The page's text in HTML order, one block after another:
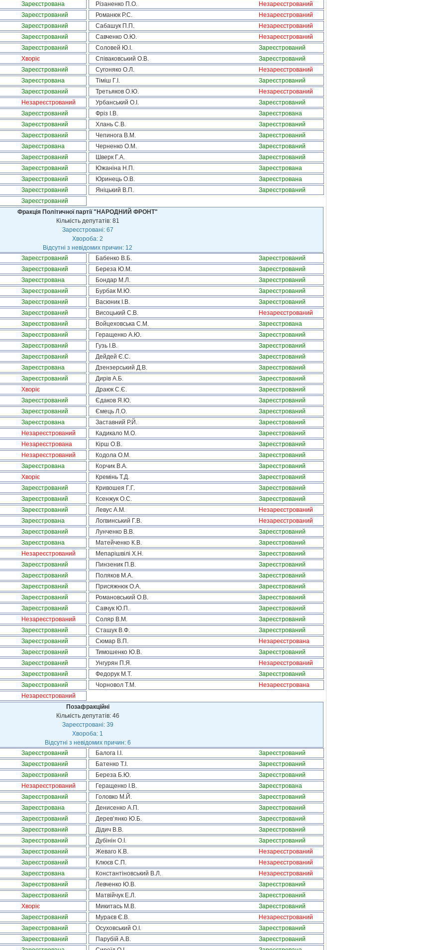
Зареєстрована Різаненко П.О.
Незареєстрований
Зареєстрований Романюк Р.С.
Незареєстрований
Зареєстрований Сабашук П.П.
Незареєстрований
Зареєстрований Савченко О.Ю.
Незареєстрований
Зареєстрований Соловей Ю.І.
Зареєстрований
Хворіє Співаковський О.В.
Зареєстрований
Зареєстрований Сугоняко О.Л.
Незареєстрований
Зареєстрована Тіміш Г.І.
Зареєстрований
Зареєстрований Третьяков О.Ю.
Незареєстрований
Незареєстрований Урбанський О.І.
Зареєстрований
Зареєстрований Фріз І.В.
Зареєстрована
Зареєстрований Хлань С.В.
Зареєстрований
Зареєстрований Чепинога В.М.
Зареєстрований
Зареєстрована Черненко О.М.
Зареєстрований
Зареєстрований Шверк Г.А.
Зареєстрований
Зареєстрований Южаніна Н.П.
Зареєстрована
Зареєстрований Юринець О.В.
Зареєстрована
Зареєстрований Яніцький В.П.
Зареєстрований
Зареєстрований
Фракція Політичної партії "НАРОДНИЙ ФРОНТ"
Кількість депутатів: 81
Зареєстровані: 67
Хвороба: 2
Відсутні з невідомих причин: 12
Зареєстрований Бабенко В.Б.
Зареєстрований
Зареєстрований Береза Ю.М.
Зареєстрований
Зареєстрована Бондар М.Л.
Зареєстрований
Зареєстрований Бурбак М.Ю.
Зареєстрований
Зареєстрований Васюник І.В.
Зареєстрований
Зареєстрований Висоцький С.В.
Незареєстрований
Зареєстрований Войцеховська С.М.
Зареєстрована
Зареєстрований Геращенко А.Ю.
Зареєстрований
Зареєстрований Гузь І.В.
Зареєстрований
Зареєстрований Дейдей Є.С.
Зареєстрований
Зареєстрована Дзензерський Д.В.
Зареєстрований
Зареєстрований Дирів А.Б.
Зареєстрований
Хворіє Драюк С.Є.
Зареєстрований
Зареєстрований Єдаков Я.Ю.
Зареєстрований
Зареєстрований Ємець Л.О.
Зареєстрований
Зареєстрована Заставний Р.Й.
Зареєстрований
Незареєстрований Кадикало М.О.
Зареєстрований
Незареєстрована Кірш О.В.
Зареєстрований
Незареєстрований Кодола О.М.
Зареєстрований
Зареєстрована Корчик В.А.
Зареєстрований
Хворіє Кремінь Т.Д.
Зареєстрований
Зареєстрований Кривошея Г.Г.
Зареєстрований
Зареєстрований Ксенжук О.С.
Зареєстрований
Зареєстрований Левус А.М.
Незареєстрований
Зареєстрована Логвинський Г.В.
Незареєстрований
Зареєстрований Лунченко В.В.
Зареєстрований
Зареєстрована Матейченко К.В.
Зареєстрований
Незареєстрований Мепарішвілі Х.Н.
Зареєстрований
Зареєстрований Пинзеник П.В.
Зареєстрований
Зареєстрований Поляков М.А.
Зареєстрований
Зареєстрований Присяжнюк О.А.
Зареєстрований
Зареєстрований Романовський О.В.
Зареєстрований
Зареєстрований Савчук Ю.П.
Зареєстрований
Незареєстрований Соляр В.М.
Зареєстрований
Зареєстрований Сташук В.Ф.
Зареєстрований
Зареєстрований Сюмар В.П.
Незареєстрована
Зареєстрований Тимошенко Ю.В.
Зареєстрований
Зареєстрований Унгурян П.Я.
Незареєстрований
Зареєстрований Федорук М.Т.
Зареєстрований
Зареєстрований Чорновол Т.М.
Незареєстрована
Незареєстрований
Позафракційні
Кількість депутатів: 46
Зареєстровані: 39
Хвороба: 1
Відсутні з невідомих причин: 6
Зареєстрований Балога І.І.
Зареєстрований
Зареєстрований Батенко Т.І.
Зареєстрований
Зареєстрований Береза Б.Ю.
Зареєстрований
Незареєстрований Геращенко І.В.
Зареєстрована
Зареєстрований Головко М.Й.
Зареєстрований
Зареєстрована Денисенко А.П.
Зареєстрований
Зареєстрований Дерев’янко Ю.Б.
Зареєстрований
Зареєстрований Дідич В.В.
Зареєстрований
Зареєстрований Дубінін О.І.
Зареєстрований
Зареєстрований Жеваго К.В.
Незареєстрований
Зареєстрований Клюєв С.П.
Незареєстрований
Зареєстрована Константіновський В.Л.
Незареєстрований
Зареєстрований Левченко Ю.В.
Зареєстрований
Зареєстрований Матвійчук Е.Л.
Зареєстрований
Хворіє Микитась М.В.
Зареєстрований
Зареєстрований Мураєв Є.В.
Незареєстрований
Зареєстрований Осуховський О.І.
Зареєстрований
Зареєстрований Парубій А.В.
Зареєстрований